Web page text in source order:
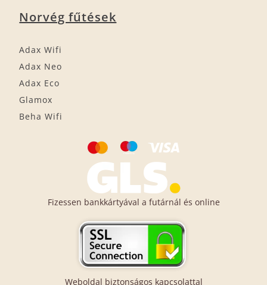
Norvég fűtések
Adax Wifi
Adax Neo
Adax Eco
Glamox
Beha Wifi
Fizessen bankkártyával a futárnál és online
Weboldal biztonságos kapcsolattal